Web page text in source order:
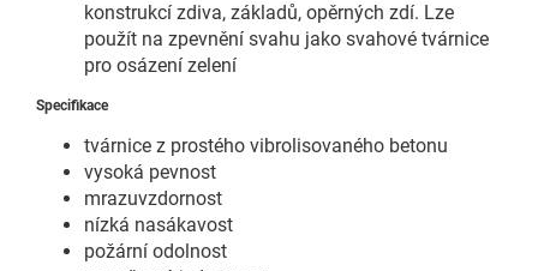
konstrukcí zdiva, základů, opěrných zdí. Lze
použít na zpevnění svahu jako svahové tvárnice
pro osázení zelení
Specifikace
tvárnice z prostého vibrolisovaného betonu
vysoká pevnost
mrazuvzdornost
nízká nasákavost
požární odolnost